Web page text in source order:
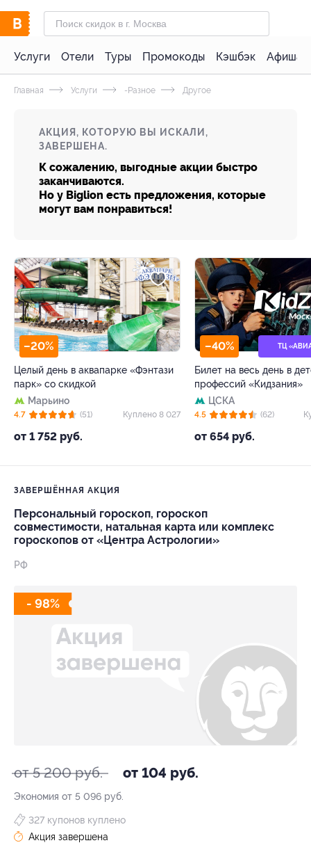
Услуги Отели Туры Промокоды Кэшбэк Афиша
Главная Услуги -Разное Другое
АКЦИЯ, КОТОРУЮ ВЫ ИСКАЛИ,
ЗАВЕРШЕНА.
К сожалению, выгодные акции быстро
заканчиваются.
Но у Biglion есть предложения, которые
могут вам понравиться!
–20%
Целый день в аквапарке «Фэнтази
парк» со скидкой
Марьино
от 1 752 руб.
4.7 (51) Куплено 8 027
–40% ТЦ
Билет на весь день в
профессий «Кидзания»
ЦСКА
от 654 руб.
4.5 (62)
ЗАВЕРШЁННАЯ АКЦИЯ
Персональный гороскоп, гороскоп
совместимости, натальная карта или комплекс
гороскопов от «Центра Астрологии»
РФ
- 98%
от 5 200 руб. от 104 руб.
Экономия от 5 096 руб.
327 купонов куплено
Акция завершена